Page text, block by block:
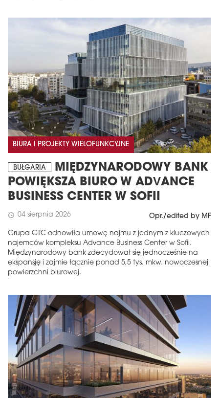
BIURA I PROJEKTY WIELOFUNKCYJNE
BUŁGARIA
MIĘDZYNARODOWY BANK
POWIĘKSZA BIURO W ADVANCE
BUSINESS CENTER W SOFII
schedule 04 sierpnia 2026 Opr./edited by MF
Grupa GTC odnowiła umowę najmu z jednym z kluczowych
najemców kompleksu Advance Business Center w Sofii.
Międzynarodowy bank zdecydował się jednocześnie na
ekspansję i zajmie łącznie ponad 5,5 tys. mkw. nowoczesnej
powierzchni biurowej.